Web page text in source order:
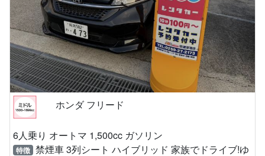
ホンダ フリード
6人乗り オートマ 1,500cc ガソリン
特徴 禁煙車 3列シート ハイブリッド 家族でドライブ!ゆ